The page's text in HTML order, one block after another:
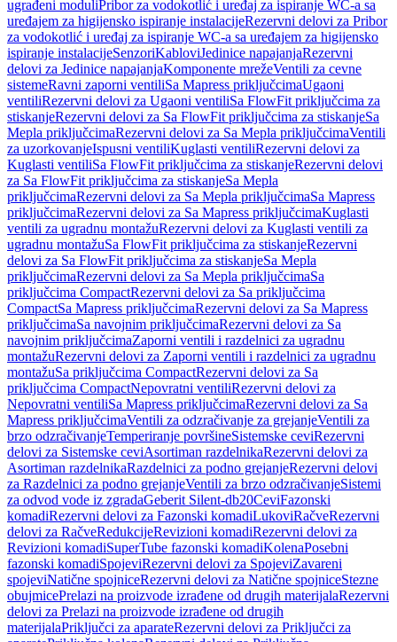
ugrađeni moduliPribor za vodokotlić i uređaj za ispiranje WC-a sa
uređajem za higijensko ispiranje instalacijeRezervni delovi za Pribor
za vodokotlić i uređaj za ispiranje WC-a sa uređajem za higijensko
ispiranje instalacijeSenzoriKabloviJedinice napajanjaRezervni
delovi za Jedinice napajanjaKomponente mrežeVentili za cevne
sistemeRavni zaporni ventiliSa Mapress priključcimaUgaoni
ventiliRezervni delovi za Ugaoni ventiliSa FlowFit priključcima za
stiskanjeRezervni delovi za Sa FlowFit priključcima za stiskanjeSa
Mepla priključcimaRezervni delovi za Sa Mepla priključcimaVentili
za uzorkovanjeIspusni ventiliKuglasti ventiliRezervni delovi za
Kuglasti ventiliSa FlowFit priključcima za stiskanjeRezervni delovi
za Sa FlowFit priključcima za stiskanjeSa Mepla
priključcimaRezervni delovi za Sa Mepla priključcimaSa Mapress
priključcimaRezervni delovi za Sa Mapress priključcimaKuglasti
ventili za ugradnu montažuRezervni delovi za Kuglasti ventili za
ugradnu montažuSa FlowFit priključcima za stiskanjeRezervni
delovi za Sa FlowFit priključcima za stiskanjeSa Mepla
priključcimaRezervni delovi za Sa Mepla priključcimaSa
priključcima CompactRezervni delovi za Sa priključcima
CompactSa Mapress priključcimaRezervni delovi za Sa Mapress
priključcimaSa navojnim priključcimaRezervni delovi za Sa
navojnim priključcimaZaporni ventili i razdelnici za ugradnu
montažuRezervni delovi za Zaporni ventili i razdelnici za ugradnu
montažuSa priključcima CompactRezervni delovi za Sa
priključcima CompactNepovratni ventiliRezervni delovi za
Nepovratni ventiliSa Mapress priključcimaRezervni delovi za Sa
Mapress priključcimaVentili za odzračivanje za grejanjeVentili za
brzo odzračivanjeTemperiranje površineSistemske ceviRezervni
delovi za Sistemske ceviAsortiman razdelnikaRezervni delovi za
Asortiman razdelnikaRazdelnici za podno grejanjeRezervni delovi
za Razdelnici za podno grejanjeVentili za brzo odzračivanjeSistemi
za odvod vode iz zgradaGeberit Silent-db20CeviFazonski
komadiRezervni delovi za Fazonski komadiLukoviRačveRezervni
delovi za RačveRedukcijeRevizioni komadiRezervni delovi za
Revizioni komadiSuperTube fazonski komadiKolenaPosebni
fazonski komadiSpojeviRezervni delovi za SpojeviZavareni
spojeviNatične spojniceRezervni delovi za Natične spojniceStezne
obujmicePrelazi na proizvode izrađene od drugih materijalaRezervni
delovi za Prelazi na proizvode izrađene od drugih
materijalaPriključci za aparateRezervni delovi za Priključci za